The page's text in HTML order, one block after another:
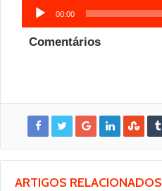
Tocador
de
áudio
00:00
Comentários
ARTIGOS RELACIONADOS